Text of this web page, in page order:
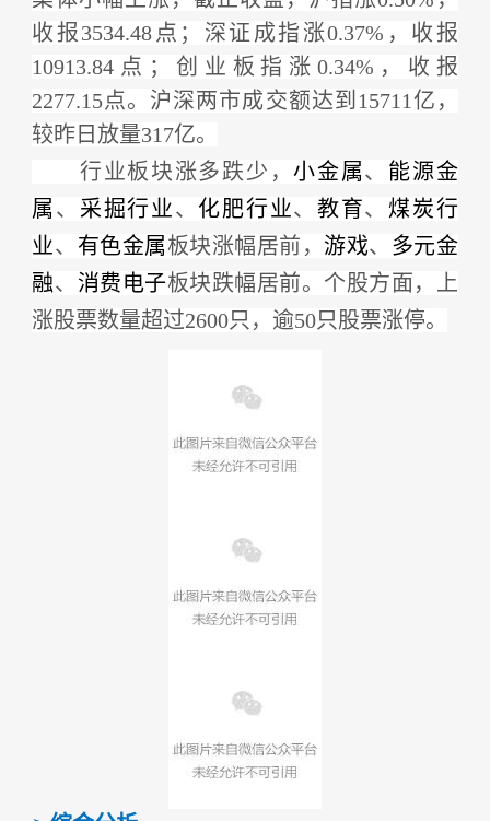
收报3534.48点；深证成指涨0.37%，收报
10913.84点；创业板指涨0.34%，收报
2277.15点。沪深两市成交额达到15711亿，
较昨日放量317亿。
行业板块涨多跌少，小金属、 能源金
属 、 采掘行业、 化肥行业、教育、 煤炭行
业、 有色金属板块涨幅居前， 游戏、 多元金
融、 消费电子板块跌幅居前。个股方面，上
涨股票数量超过2600只，逾50只股票涨停。